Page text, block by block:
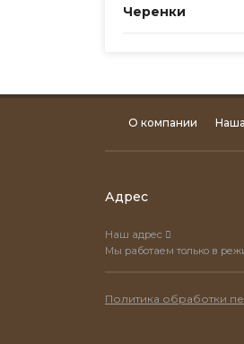
Черенки
О компании
Адрес
Наш адрес
Мы работаем только в
Политика обработки